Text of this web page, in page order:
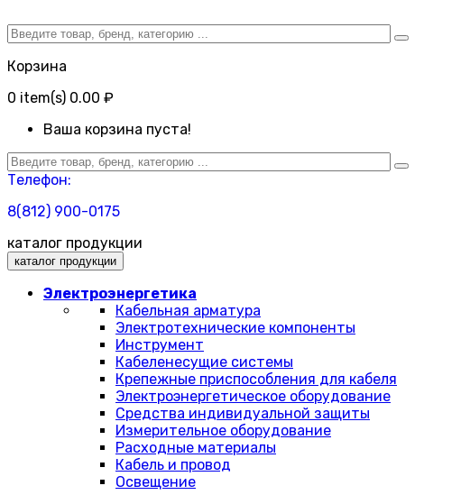
Корзина
0 item(s) 0.00 ₽
Ваша корзина пуста!
Телефон:
8(812) 900-0175
каталог продукции
каталог продукции
Электроэнергетика
Кабельная арматура
Электротехнические компоненты
Инструмент
Кабеленесущие системы
Крепежные приспособления для кабеля
Электроэнергетическое оборудование
Средства индивидуальной защиты
Измерительное оборудование
Расходные материалы
Кабель и провод
Освещение